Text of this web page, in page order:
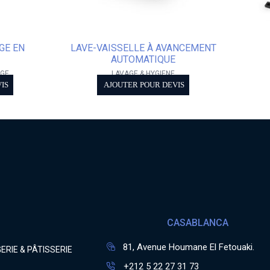
EN
LAVE-VAISSELLE À AVANCEMENT
AUTOMATIQUE
LAVAGE & HYGIENE
AJOUTER POUR DEVIS
& PÂTISSERIE
CASABLANCA
81, Avenue Houmane El Fetouaki.
+212 5 22 27 31 73